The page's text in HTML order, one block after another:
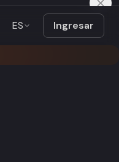
ES Ingresar